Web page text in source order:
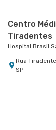
Centro
Tiradentes
Hospital Brasil
Rua
SP